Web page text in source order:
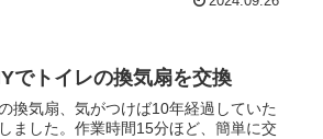
でトイレの換気扇を交換
換気扇、気がつけば10年経過していた
ました。作業時間15分ほど、簡単に交